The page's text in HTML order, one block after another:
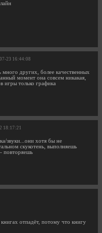
07-23 16:44:08
много других, более качественных
момент она совсем никакая,
игры только графика
18:17:21
звуки...они хотя бы не
скукотень, выполняешь
повторяешь
отпадёт, потому что книгу